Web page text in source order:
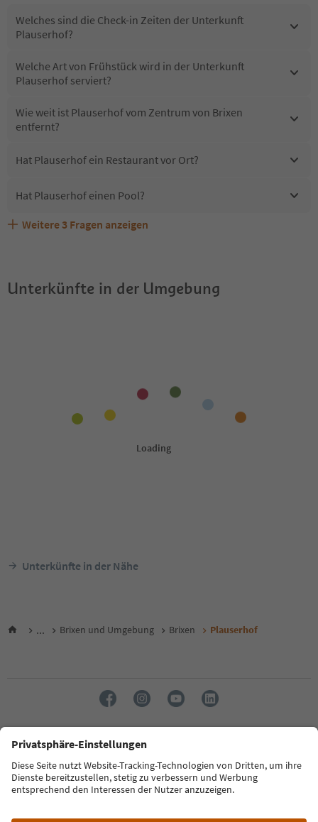
Welches sind die Check-in Zeiten der Unterkunft
Plauserhof?
Welche Art von Frühstück wird in der Unterkunft
Plauserhof serviert?
Wie weit ist Plauserhof vom Zentrum von Brixen
entfernt?
Hat Plauserhof ein Restaurant vor Ort?
Hat Plauserhof einen Pool?
Sind Haustiere in der Unterkunft Plauserhof erlaubt?
Welche Services bietet Plauserhof?
Erhalten die Gäste von Plauserhof einen Südtirol
Weitere 3 Fragen anzeigen
Unterkünfte in der Umgebung
Unterkünfte in der Nähe
... Brixen und Umgebung Brixen Plauserhof
Sprache: Deutsch
FAQ Kontakt Presse MICE Datenschutzerklärung